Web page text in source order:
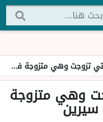
متزوجة في المنام وفقًا لابن سيرين
وهي متزوجة
سيرين